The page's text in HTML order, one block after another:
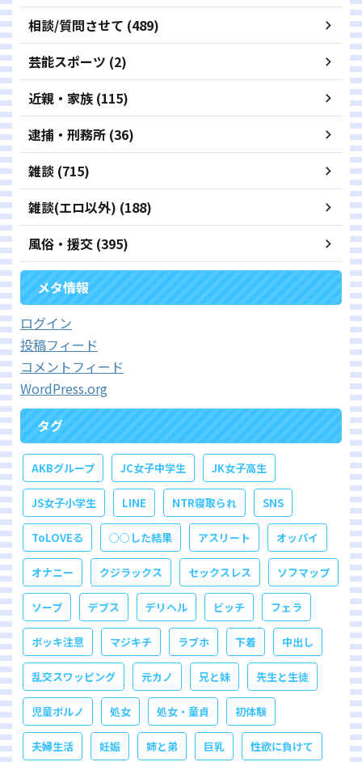
相談/質問させて (489)
芸能スポーツ (2)
近親・家族 (115)
逮捕・刑務所 (36)
雑談 (715)
雑談(エロ以外) (188)
風俗・援交 (395)
メタ情報
ログイン
投稿フィード
コメントフィード
WordPress.org
タグ
AKBグループ JC女子中学生 JK女子高生
JS女子小学生 LINE NTR寝取られ SNS
ToLOVEる ○○した結果 アスリート オッパイ
オナニー クジラックス セックスレス ソフマップ
ソープ デブス デリヘル ビッチ フェラ
ボッキ注意 マジキチ ラブホ 下着 中出し
乱交スワッピング 元カノ 兄と妹 先生と生徒
児童ポルノ 処女 処女・童貞 初体験
夫婦生活 妊娠 姉と弟 巨乳 性欲に負けて